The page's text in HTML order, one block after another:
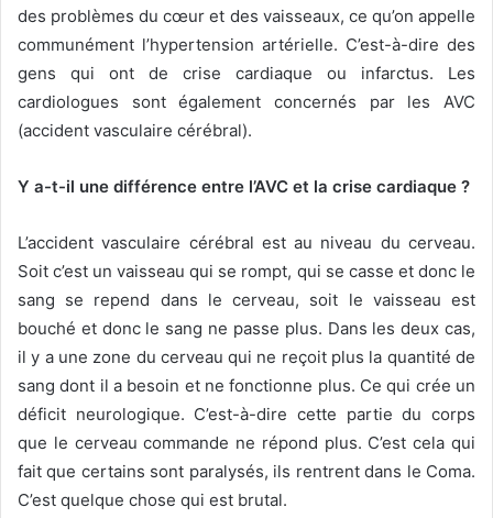
des problèmes du cœur et des vaisseaux, ce qu’on appelle
communément l’hypertension artérielle. C’est-à-dire des
gens qui ont de crise cardiaque ou infarctus. Les
cardiologues sont également concernés par les AVC
(accident vasculaire cérébral).
Y a-t-il une différence entre l’AVC et la crise cardiaque ?
L’accident vasculaire cérébral est au niveau du cerveau.
Soit c’est un vaisseau qui se rompt, qui se casse et donc le
sang se repend dans le cerveau, soit le vaisseau est
bouché et donc le sang ne passe plus. Dans les deux cas,
il y a une zone du cerveau qui ne reçoit plus la quantité de
sang dont il a besoin et ne fonctionne plus. Ce qui crée un
déficit neurologique. C’est-à-dire cette partie du corps
que le cerveau commande ne répond plus. C’est cela qui
fait que certains sont paralysés, ils rentrent dans le Coma.
C’est quelque chose qui est brutal.